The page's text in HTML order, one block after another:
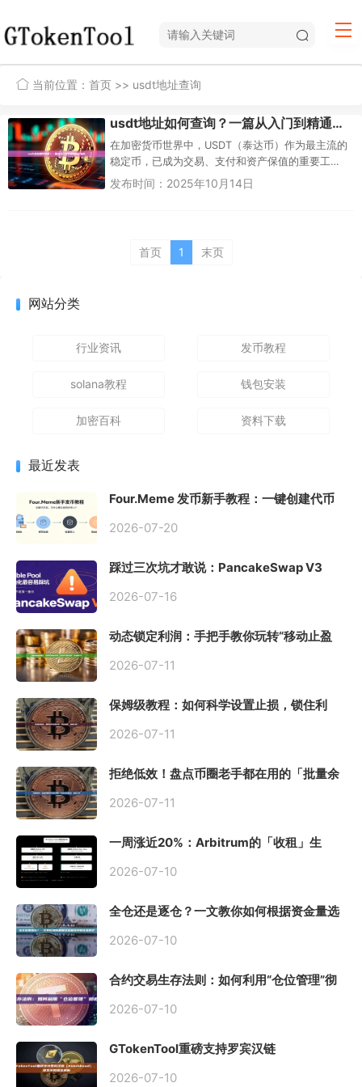
当前位置： 首页 >> usdt地址查询
usdt地址如何查询？一篇从入门到精通的完全指南
在加密货币世界中，USDT（泰达币）作为最主流的
稳定币，已成为交易、支付和资产保值的重要工
具。无论是接收朋友的转账，还是从交易所提现，
发布时间：2025年10月14日
首页 1 末页
网站分类
行业资讯 发币教程
solana教程 钱包安装
加密百科 资料下载
最近发表
Four.Meme 发币新手教程：一键创建代币
2026-07-20
踩过三次坑才敢说：PancakeSwap V3
初始化
2026-07-16
动态锁定利润：手把手教你玩转“移动止盈
2026-07-11
保姆级教程：如何科学设置止损，锁住利
2026-07-11
拒绝低效！盘点币圈老手都在用的「批量余
2026-07-11
一周涨近20%：Arbitrum的「收租」生
2026-07-10
全仓还是逐仓？一文教你如何根据资金量选
2026-07-10
合约交易生存法则：如何利用“仓位管理”彻
2026-07-10
GTokenTool重磅支持罗宾汉链
2026-07-10